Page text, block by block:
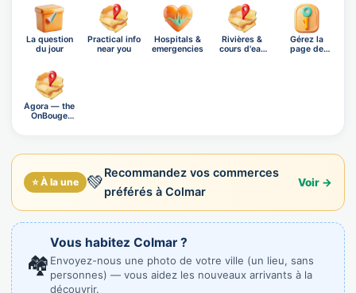
La question
du jour
Practical info
near you
Hospitals &
emergencies
Rivières &
cours d'eau
Gérez la
page de
Ágora — the
OnBouge
⭐ À la une 💚Recommandez vos commerces
préférés à Colmar
Voir →
🏘️
Vous habitez Colmar ?
Envoyez-nous une photo de votre ville (un lieu, sans
personnes) — vous aidez les nouveaux arrivants à la
découvrir.